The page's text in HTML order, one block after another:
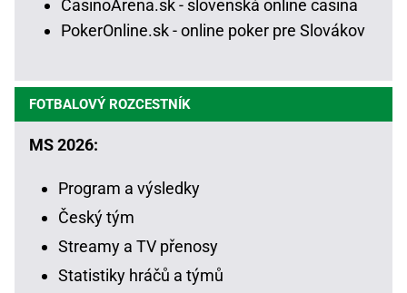
CasinoArena.sk - slovenská online casina
PokerOnline.sk - online poker pre Slovákov
FOTBALOVÝ ROZCESTNÍK
MS 2026:
Program a výsledky
Český tým
Streamy a TV přenosy
Statistiky hráčů a týmů